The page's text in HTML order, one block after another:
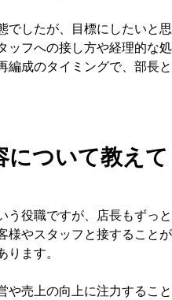
でしたが、目標にしたいと
ッフへの接し方や経理的な
編成のタイミングで、部長
ついて教えて
う役職ですが、店長もずっ
様やスタッフと接すること
ります。
や売上の向上に注力するこ